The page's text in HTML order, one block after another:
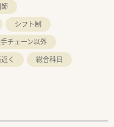
シフト制
チェーン以外
く
総合科目